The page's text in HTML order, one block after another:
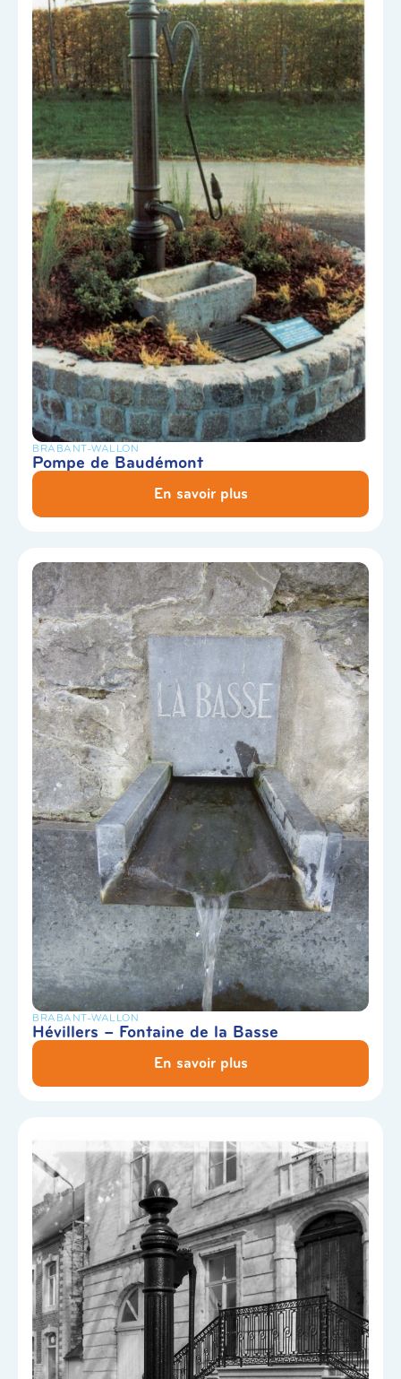
BRABANT-WALLON
Pompe de Baudémont
En savoir plus
BRABANT-WALLON
Hévillers – Fontaine de la Basse
En savoir plus